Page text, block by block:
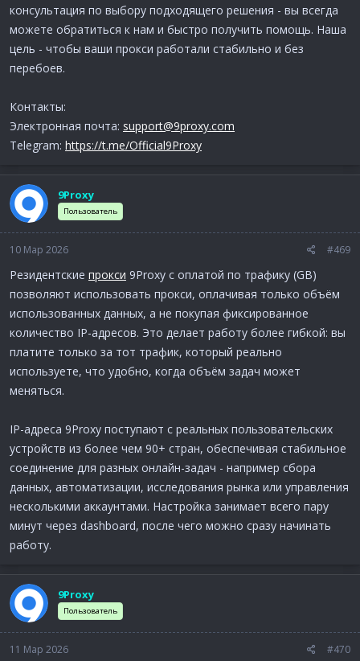
консультация по выбору подходящего решения - вы всегда
можете обратиться к нам и быстро получить помощь. Наша
цель - чтобы ваши прокси работали стабильно и без
перебоев.
Контакты:
Электронная почта: support@9proxy.com
Telegram: https://t.me/Official9Proxy
9Proxy
Пользователь
10 Мар 2026 #469
Резидентские прокси 9Proxy с оплатой по трафику (GB)
позволяют использовать прокси, оплачивая только объём
использованных данных, а не покупая фиксированное
количество IP-адресов. Это делает работу более гибкой: вы
платите только за тот трафик, который реально
используете, что удобно, когда объём задач может
меняться.
IP-адреса 9Proxy поступают с реальных пользовательских
устройств из более чем 90+ стран, обеспечивая стабильное
соединение для разных онлайн-задач - например сбора
данных, автоматизации, исследования рынка или управления
несколькими аккаунтами. Настройка занимает всего пару
минут через dashboard, после чего можно сразу начинать
работу.
9Proxy
Пользователь
11 Мар 2026 #470